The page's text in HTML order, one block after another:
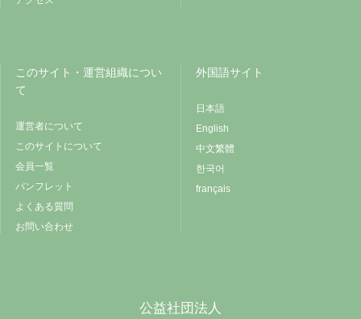
このサイト・運営組織につい
て
運営者について
このサイトについて
会員一覧
パンフレット
よくある質問
お問い合わせ
外国語サイト
日本語
English
中文繁體
한국어
français
公益社団法人